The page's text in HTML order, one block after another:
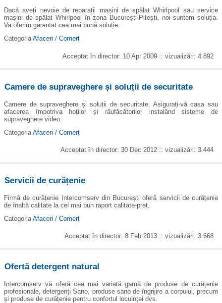
Dacă aveți nevoie de reparații mașini de spălat Whirlpool sau service
mașini de spălat Whirlpool în zona București-Pitești, noi suntem soluția.
Va oferim garantat cea mai bună soluție.
CategoriaAfaceri / Comerț
Acceptat în director: 10 Apr 2009 :: vizualizări: 4.892
Camere de supraveghere și soluții de securitate
Camere de supraveghere și soluții de securitate. Asigurați-vă casa sau
afacerea împotriva hoților și răufăcătorilor instalând sisteme de
supraveghere video.
Categoria Afaceri / Comerț
Acceptat în director: 30 Dec 2012 :: vizualizări: 3.444
Servicii de curățenie
Firmă de curățenie Intercomserv din București oferă servicii de curățenie
de înaltă calitate la cel mai bun raport calitate-preț.
Categoria Afaceri / Comerț
Acceptat în director: 8 Feb 2013 :: vizualizări: 3.668
Ofertă detergent natural
Intercomserv vă oferă cea mai variată gamă de produse de curățenie
profesionale, detergenți Sano, produse sano de îngrijire a corpului, precum
și produse de curățenie pentru confortul locuinței dvs.